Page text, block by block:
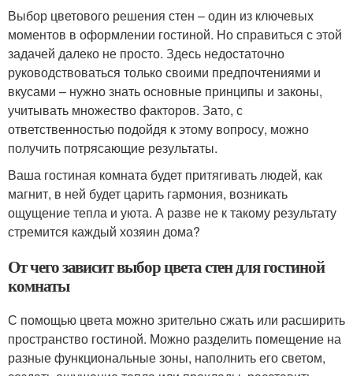
Выбор цветового решения стен – один из ключевых
моментов в оформлении гостиной. Но справиться с этой
задачей далеко не просто. Здесь недостаточно
руководствоваться только своими предпочтениями и
вкусами – нужно знать основные принципы и законы,
учитывать множество факторов. Зато, с
ответственностью подойдя к этому вопросу, можно
получить потрясающие результаты.
Ваша гостиная комната будет притягивать людей, как
магнит, в ней будет царить гармония, возникать
ощущение тепла и уюта. А разве не к такому результату
стремится каждый хозяин дома?
От чего зависит выбор цвета стен для гостиной
комнаты
С помощью цвета можно зрительно сжать или расширить
пространство гостиной. Можно разделить помещение на
разные функциональные зоны, наполнить его светом,